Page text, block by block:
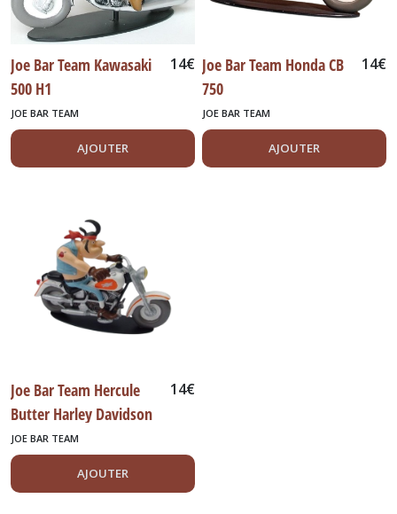
Joe Bar Team Kawasaki
500 H1
14€
JOE BAR TEAM
AJOUTER
Joe Bar Team Honda CB
750
14€
JOE BAR TEAM
AJOUTER
Joe Bar Team Hercule
Butter Harley Davidson
1340
14€
JOE BAR TEAM
AJOUTER
Quiralu
(14)
(26)
Solido
Verem
(57)
Toutes